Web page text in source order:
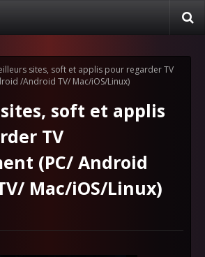
sites, soft et applis pour regarder TV
/Android TV/ Mac/iOS/Linux)
soft et applis
TV
(PC/ Android
Mac/iOS/Linux)